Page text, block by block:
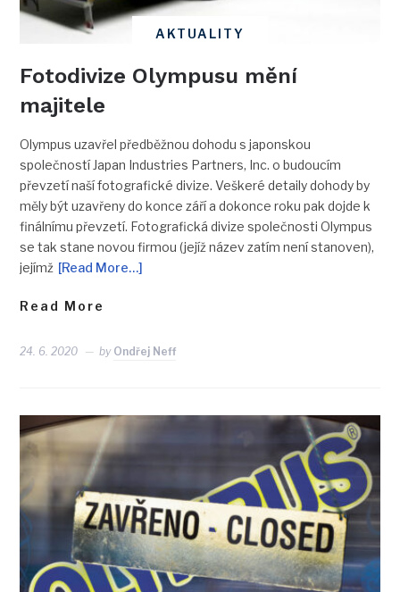
AKTUALITY
Fotodivize Olympusu mění
majitele
Olympus uzavřel předběžnou dohodu s japonskou
společností Japan Industries Partners, Inc. o budoucím
převzetí naší fotografické divize. Veškeré detaily dohody by
měly být uzavřeny do konce září a dokonce roku pak dojde k
finálnímu převzetí. Fotografická divize společnosti Olympus
se tak stane novou firmou (jejíž název zatím není stanoven),
jejímž [Read More…]
Read More
24. 6. 2020 by Ondřej Neff